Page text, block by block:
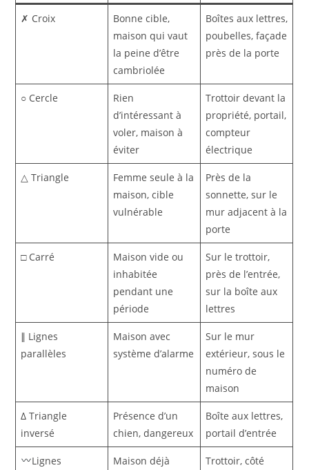
✗ Croix
Bonne cible,
maison qui vaut
la peine d’être
cambriolée
Boîtes aux lettres,
poubelles, façade
près de la porte
○ Cercle
Rien
d’intéressant à
voler, maison à
éviter
Trottoir devant la
propriété, portail,
compteur
électrique
△ Triangle
Femme seule à la
maison, cible
vulnérable
Près de la
sonnette, sur le
mur adjacent à la
porte
□Carré
Maison vide ou
inhabitée
pendant une
période
Sur le trottoir,
près de l’entrée,
sur la boîte aux
lettres
∥ Lignes
parallèles
Maison avec
système d’alarme
Sur le mur
extérieur, sous le
numéro de
maison
∆ Triangle
inversé
Présence d’un
chien, dangereux
Boîte aux lettres,
portail d’entrée
Lignes
Maison déjà
Trottoir, côté